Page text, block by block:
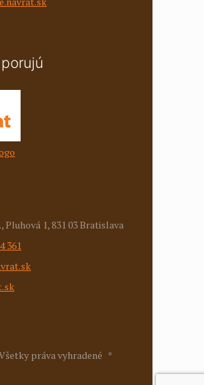
Pluhová 1, 831 03 Bratislava
361
práva vyhradené *